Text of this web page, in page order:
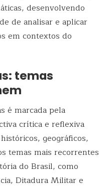
desenvolvendo
de analisar e aplicar
em contextos do
temas
é marcada pela
crítica e reflexiva
geográficos,
temas mais recorrentes
do Brasil, como
Ditadura Militar e